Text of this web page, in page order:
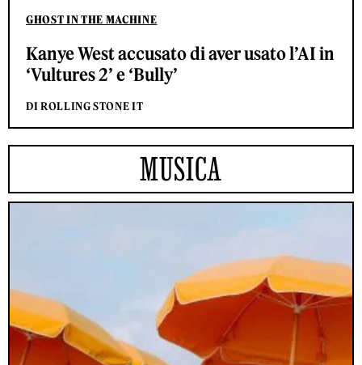
GHOST IN THE MACHINE
Kanye West accusato di aver usato l’AI in
‘Vultures 2’ e ‘Bully’
DI ROLLING STONE IT
MUSICA